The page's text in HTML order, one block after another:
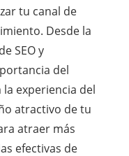
tu canal de
Desde la
SEO y
del
experiencia del
atractivo de tu
atraer más
efectivas de